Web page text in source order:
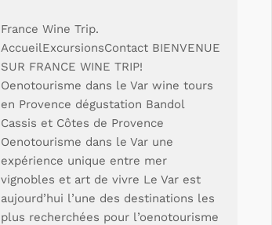
France Wine Trip.
AccueilExcursionsContact BIENVENUE
SUR FRANCE WINE TRIP!
Oenotourisme dans le Var wine tours
en Provence dégustation Bandol
Cassis et Côtes de Provence
Oenotourisme dans le Var une
expérience unique entre mer
vignobles et art de vivre Le Var est
aujourd’hui l’une des destinations les
plus recherchées pour l’oenotourisme